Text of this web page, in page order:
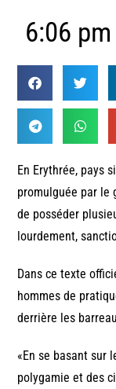
6:06 pm
En Erythrée, pays
promulguée par le
de posséder
lourdement,
Dans ce texte
hommes de
derrière les
«En se basant sur
polygamie et des